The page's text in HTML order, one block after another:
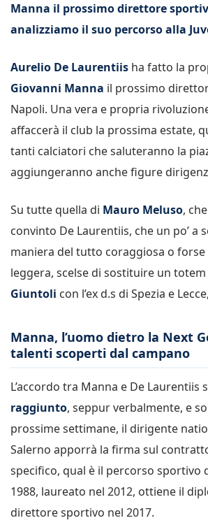
Manna il prossimo direttore
analizziamo il suo percorso alla
Aurelio De Laurentiis ha fatto la
Giovanni Manna il prossimo
Napoli. Una vera e propria
affaccerà il club la prossima estate,
tanti calciatori che saluteranno la
aggiungeranno anche figure
Su tutte quella di Mauro Meluso,
convinto De Laurentiis, che un po’ a
maniera del tutto coraggiosa o
leggera, scelse di sostituire un
Giuntoli con l’ex d.s di Spezia e
Manna, l’uomo dietro la Next
talenti scoperti dal campano
L’accordo tra Manna e De Laurentiis
raggiunto, seppur verbalmente, e
prossime settimane, il dirigente
Salerno apporrà la firma sul
specifico, qual è il percorso sportivo
1988, laureato nel 2012, ottiene il
direttore sportivo nel 2017.